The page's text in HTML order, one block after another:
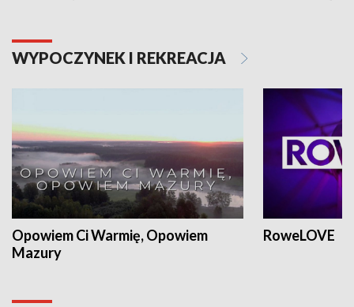
WYPOCZYNEK I REKREACJA
Opowiem Ci Warmię, Opowiem
Mazury
RoweLOVE